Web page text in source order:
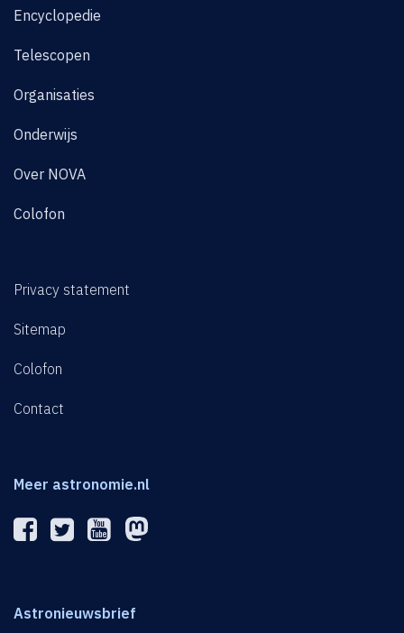
Encyclopedie
Telescopen
Organisaties
Onderwijs
Over NOVA
Colofon
Privacy statement
Sitemap
Colofon
Contact
Meer astronomie.nl
Astronieuwsbrief